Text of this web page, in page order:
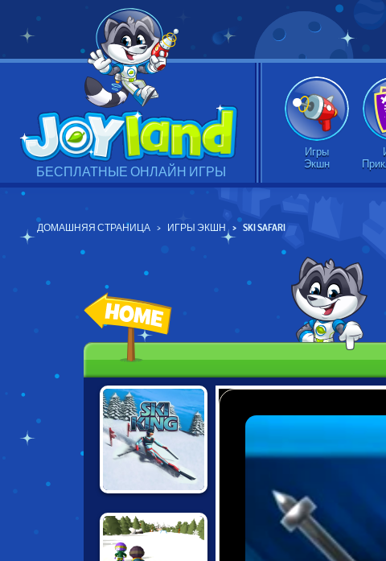
БЕСПЛАТНЫЕ ОНЛАЙН ИГРЫ
Игры
Экшн
ДОМАШНЯЯ СТРАНИЦА ИГРЫ ЭКШН SKI SAFARI
SKI KING